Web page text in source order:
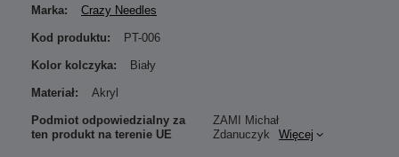
Marka: Crazy Needles
Kod produktu: PT-006
Kolor kolczyka: Biały
Materiał: Akryl
Podmiot odpowiedzialny za
ten produkt na terenie UE
ZAMI Michał
Zdanuczyk
Więcej